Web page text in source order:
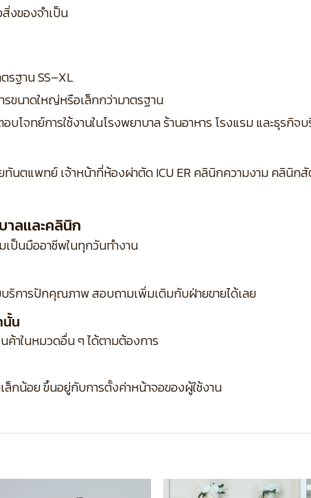
งของจำเป็น
รฐาน SS–XL
ขนาดใหญ่หรือเล็กกว่ามาตรฐาน
โจทย์การใช้งานในโรงพยาบาล ร้านอาหาร โรงแรม และธุรกิจ
ตแพทย์ เจ้าหน้าที่ห้องผ่าตัด ICU ER คลินิกความงาม คลินิก
าลและคลินิก
ป็นมืออาชีพในทุกวันทำงาน
การปักคุณภาพ สอบถามเพิ่มเติมกับฝ่ายขายได้เลย
นั้น
าในหมวดอื่น ๆ ได้ตามต้องการ
กน้อย ขึ้นอยู่กับการตั้งค่าหน้าจอของผู้ใช้งาน